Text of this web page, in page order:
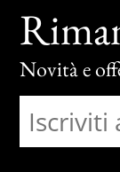
Novità e